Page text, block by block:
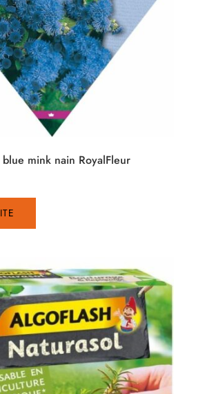
mink nain RoyalFleur